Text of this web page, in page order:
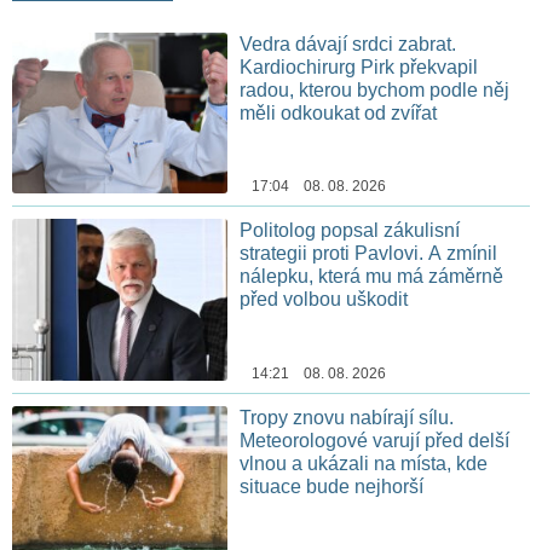
Vedra dávají srdci zabrat.
Kardiochirurg Pirk překvapil
radou, kterou bychom podle něj
měli odkoukat od zvířat
17:04 08. 08. 2026
Politolog popsal zákulisní
strategii proti Pavlovi. A zmínil
nálepku, která mu má záměrně
před volbou uškodit
14:21 08. 08. 2026
Tropy znovu nabírají sílu.
Meteorologové varují před delší
vlnou a ukázali na místa, kde
situace bude nejhorší